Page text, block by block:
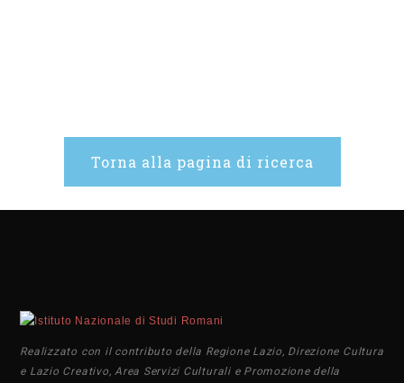
Torna alla pagina di ricerca
Realizzato con il contributo della Regione Lazio, Direzione Cultura
e Lazio Creativo, Area Servizi Culturali e Promozione della